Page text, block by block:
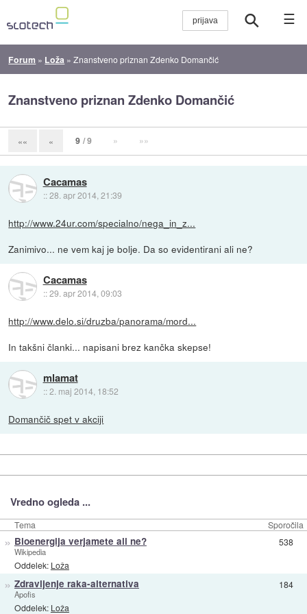
☰
Forum » Loža »Znanstveno priznan Zdenko Domančić
Znanstveno priznan Zdenko Domančić
«« « 9 / 9 » »»
Cacamas
::28. apr 2014, 21:39
http://www.24ur.com/specialno/nega_in_z...
Zanimivo... ne vem kaj je bolje. Da so evidentirani ali ne?
Cacamas
::29. apr 2014, 09:03
http://www.delo.si/druzba/panorama/mord...
In takšni članki... napisani brez kančka skepse!
mlamat
::2. maj 2014, 18:52
Domančič spet v akciji
Vredno ogleda ...
Tema Sporočila
» Bioenergija verjamete ali ne?
Wikipedia
Oddelek: Loža
538
» Zdravljenje raka-alternativa
Apofis
Oddelek: Loža
184